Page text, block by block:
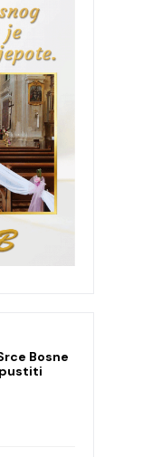
Bosne